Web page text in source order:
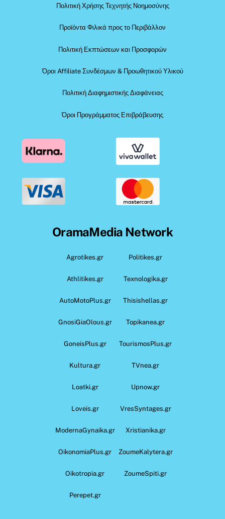
Πολιτική Χρήσης Τεχνητής Νοημοσύνης
Προϊόντα Φιλικά προς το Περιβάλλον
Πολιτική Εκπτώσεων και Προσφορών
Όροι Affiliate Συνδέσμων & Προωθητικού Υλικού
Πολιτική Διαφημιστικής Διαφάνειας
Όροι Προγράμματος Επιβράβευσης
OramaMedia Network
Agrotikes.gr Politikes.gr
Athlitikes.gr Texnologika.gr
AutoMotoPlus.gr Thisishellas.gr
GnosiGiaOlous.gr Topikanea.gr
GoneisPlus.gr TourismosPlus.gr
Kultura.gr TVnea.gr
Loatki.gr Upnow.gr
Loveis.gr VresSyntages.gr
ModernaGynaika.gr Xristianika.gr
OikonomiaPlus.gr ZoumeKalytera.gr
Oikotropia.gr ZoumeSpiti.gr
Perepet.gr